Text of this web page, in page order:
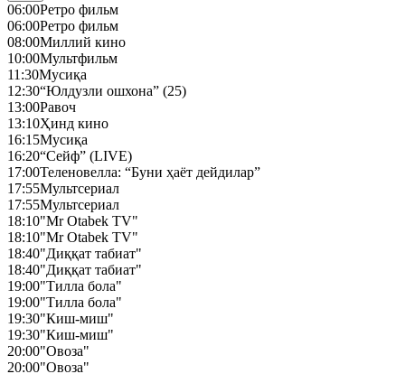
06:00Ретро фильм
06:00Ретро фильм
08:00Миллий кино
10:00Мультфильм
11:30Мусиқа
12:30“Юлдузли ошхона” (25)
13:00Равоч
13:10Ҳинд кино
16:15Мусиқа
16:20“Сейф” (LIVE)
17:00Теленовелла: “Буни ҳаёт дейдилар”
17:55Мультсериал
17:55Мультсериал
18:10"Mr Otabek TV"
18:10"Mr Otabek TV"
18:40"Диққат табиат"
18:40"Диққат табиат"
19:00"Тилла бола"
19:00"Тилла бола"
19:30"Киш-миш"
19:30"Киш-миш"
20:00"Овоза"
20:00"Овоза"